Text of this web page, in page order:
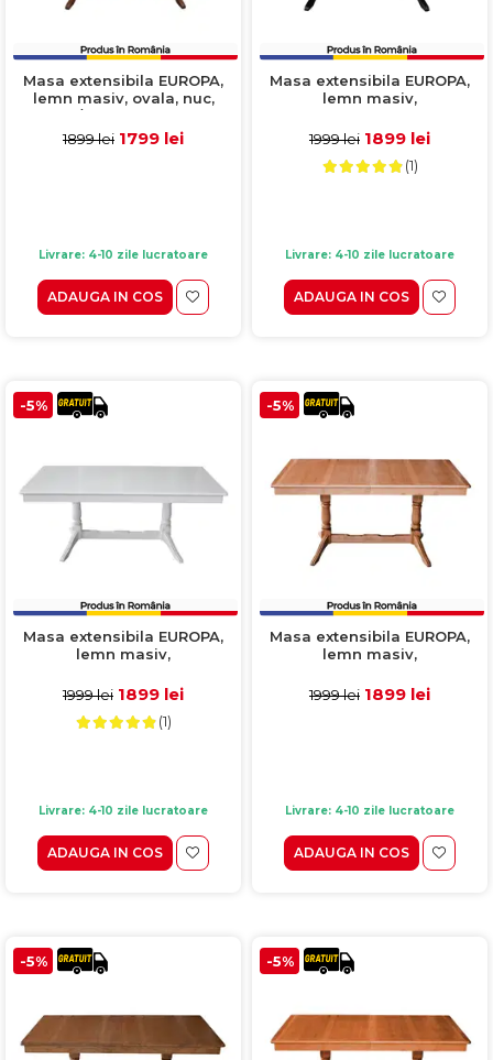
Masa extensibila EUROPA,
lemn masiv, ovala, nuc,
160/240x90x70 cm
1899 lei 1799 lei
Livrare: 4-10 zile lucratoare
ADAUGA IN COS
Masa extensibila EUROPA,
lemn masiv,
160/240x92x70 cm
1999 lei 1899 lei
(1)
Livrare: 4-10 zile lucratoare
ADAUGA IN COS
-5%
Masa extensibila EUROPA,
lemn masiv,
160/240x92x70 cm
1999 lei 1899 lei
(1)
Livrare: 4-10 zile lucratoare
ADAUGA IN COS
-5%
Masa extensibila EUROPA,
lemn masiv,
160/240x92x70 cm
1999 lei 1899 lei
Livrare: 4-10 zile lucratoare
ADAUGA IN COS
-5% -5%